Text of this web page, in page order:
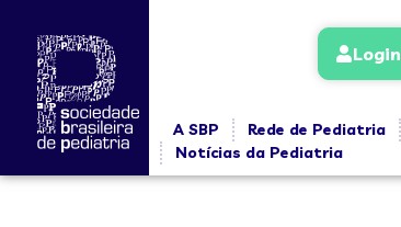
Login
A SBP Rede de Pediatria
Notícias da Pediatria